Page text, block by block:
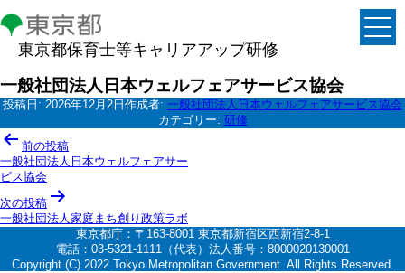
東京都保育士等キャリアアップ研修
一般社団法人日本ウェルフェアサービス協会
投稿日: 2026年12月2日 作成者: 一般社団法人日本ウェルフェアサービス協会
カテゴリー: 研修
投
稿
ナ
ビ
ゲ
ー
前の投稿
一般社団法人日本ウェルフェアサー
ビス協会
次の投稿
一般社団法人家庭まち創り政策ラボ
東京都庁：〒163-8001 東京都新宿区西新宿2-8-1
電話：03-5321-1111（代表）法人番号：8000020130001
Copyright (C) 2022 Tokyo Metropolitan Government. All Rights Reserved.